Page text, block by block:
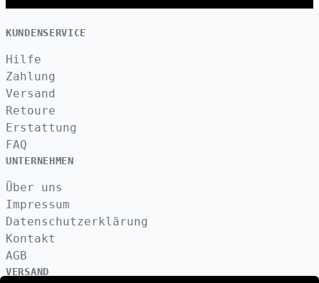
KUNDENSERVICE
Hilfe
Zahlung
Versand
Retoure
Erstattung
FAQ
UNTERNEHMEN
Über uns
Impressum
Datenschutzerklärung
Kontakt
AGB
VERSAND